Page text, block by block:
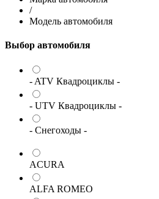
/
Модель автомобиля
Выбор автомобиля
- ATV Квадроциклы -
- UTV Квадроциклы -
- Снегоходы -
ACURA
ALFA ROMEO